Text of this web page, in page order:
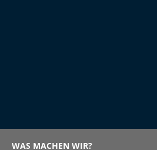
WAS MACHEN WIR?